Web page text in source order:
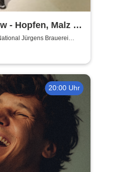
- Hopfen, Malz &
Köneke
Jürgens Brauerei
20:00 Uhr